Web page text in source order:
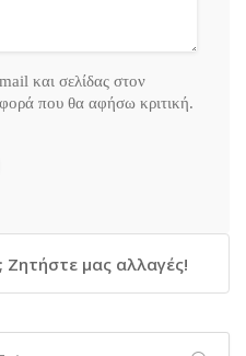
και σελίδας στον
που θα αφήσω κριτική.
Ζητήστε μας αλλαγές!